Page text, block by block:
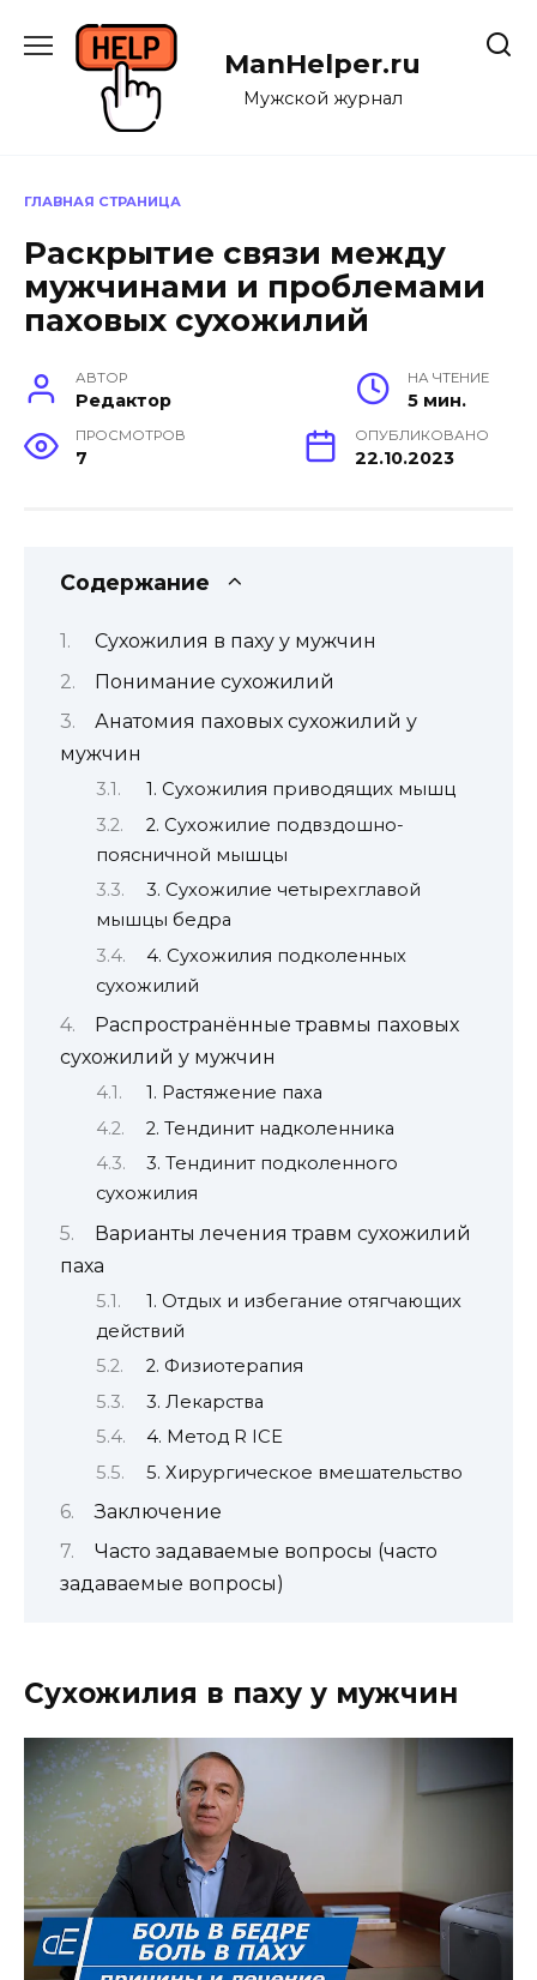
содержанию
ManHelper.ru
Мужской журнал
ГЛАВНАЯ СТРАНИЦА
Раскрытие связи между
мужчинами и проблемами
паховых сухожилий
АВТОР
Редактор
НА ЧТЕНИЕ
5 мин.
ПРОСМОТРОВ
7
ОПУБЛИКОВАНО
22.10.2023
Содержание
Сухожилия в паху у мужчин
Понимание сухожилий
Анатомия паховых сухожилий у
мужчин
1. Сухожилия приводящих мышц
2. Сухожилие подвздошно-
поясничной мышцы
3. Сухожилие четырехглавой
мышцы бедра
4. Сухожилия подколенных
сухожилий
Распространённые травмы паховых
сухожилий у мужчин
1. Растяжение паха
2. Тендинит надколенника
3. Тендинит подколенного
сухожилия
Варианты лечения травм сухожилий
паха
1. Отдых и избегание отягчающих
действий
2. Физиотерапия
3. Лекарства
4. Метод R ICE
5. Хирургическое вмешательство
Заключение
Часто задаваемые вопросы (часто
задаваемые вопросы)
Сухожилия в паху у мужчин